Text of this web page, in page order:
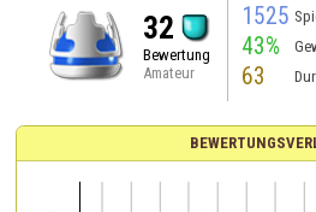
32
Bewertung
Amateur
1525
43%
63